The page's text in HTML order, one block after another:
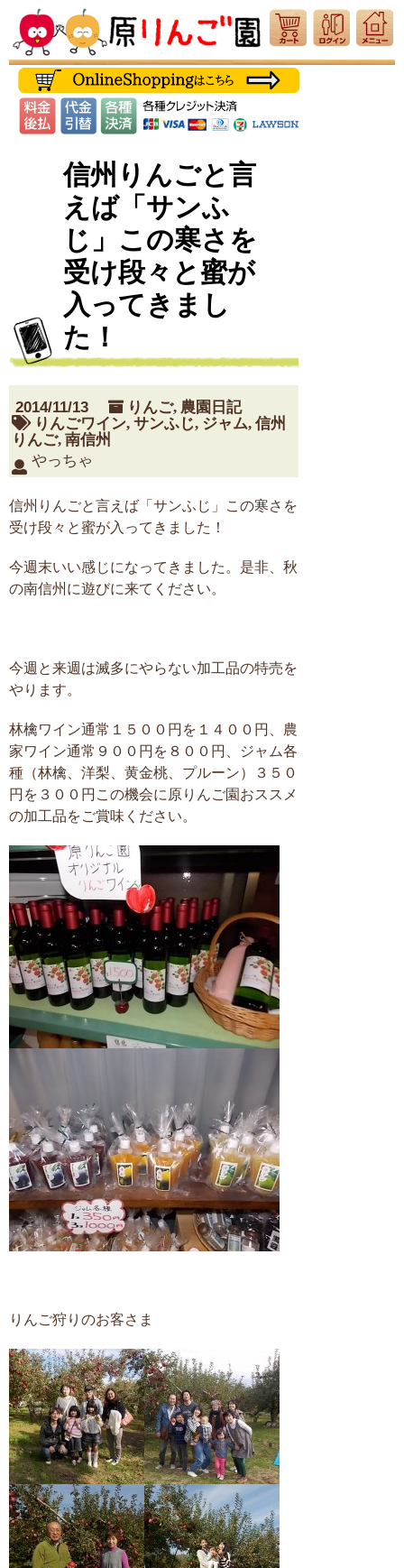
信州りんごと言
えば「サンふ
じ」この寒さを
受け段々と蜜が
入ってきまし
た！
2014/11/13 りんご, 農園日記
りんごワイン, サンふじ, ジャム, 信州
りんご, 南信州
やっちゃ
信州りんごと言えば「サンふじ」この寒さを
受け段々と蜜が入ってきました！
今週末いい感じになってきました。是非、秋
の南信州に遊びに来てください。
今週と来週は滅多にやらない加工品の特売を
やります。
林檎ワイン通常１５００円を１４００円、農
家ワイン通常９００円を８００円、ジャム各
種（林檎、洋梨、黄金桃、プルーン）３５０
円を３００円この機会に原りんご園おススメ
の加工品をご賞味ください。
りんご狩りのお客さま